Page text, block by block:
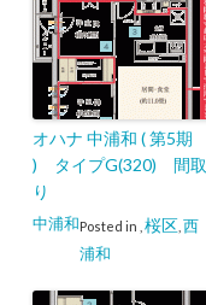
オハナ 中浦和 ( 第5期
) タイプG(320) 間取
り
Posted in
中浦和 桜区 西
浦和